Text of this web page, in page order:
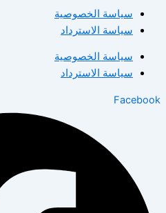
سياسة الخصوصية
سياسة الاسترداد
سياسة الخصوصية
سياسة الاسترداد
Facebook